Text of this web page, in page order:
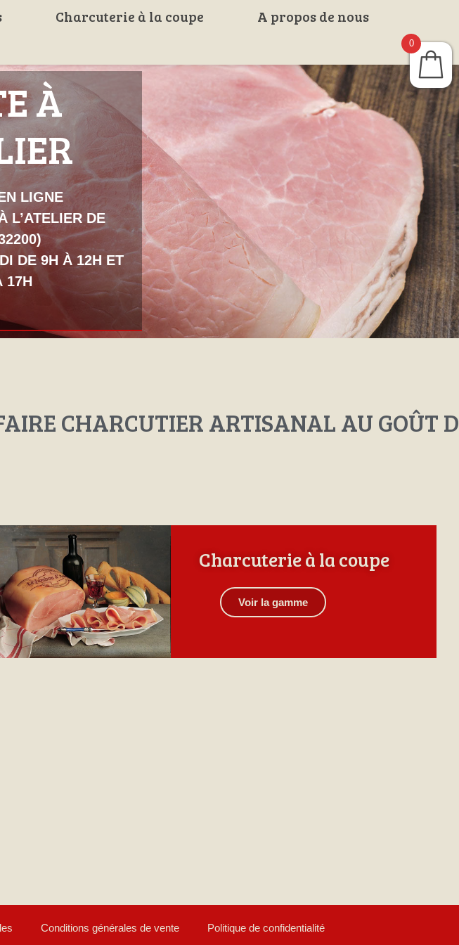
Charcuterie à la coupe
A propos de nous
À
LIGNE
L’ATELIER DE
DE 9H À 12H ET
17H
CHARCUTIER ARTISANAL AU GOÛT
Charcuterie à la coupe
Voir la gamme
Conditions générales de vente Politique de confidentialité
0